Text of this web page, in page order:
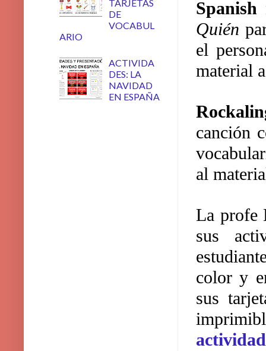
Quién
el
material
canción
al
La profe
sus
color y
sus
TARJETAS
DE
VOCABUL
ARIO
ACTIVIDA
DES: LA
NAVIDAD
EN ESPAÑA